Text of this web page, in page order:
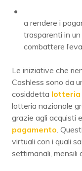
a rendere i
trasparenti in
combattere
Le iniziative che
Cashless sono da
cosiddetta lotteria
lotteria nazionale
grazie agli acquisti
pagamento .
virtuali con i quali
settimanali, mensili